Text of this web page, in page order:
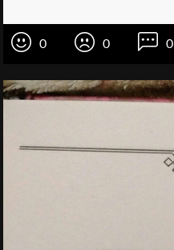
0 0 0